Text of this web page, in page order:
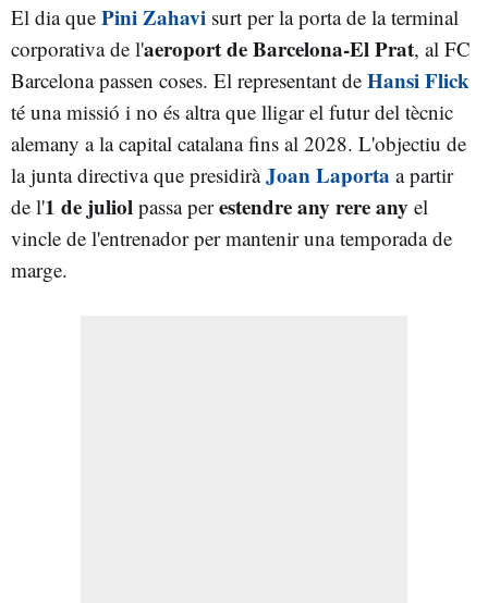
El dia que Pini Zahavi surt per la porta de la terminal
corporativa de l'aeroport de Barcelona-El Prat, al FC
Barcelona passen coses. El representant de Hansi Flick
té una missió i no és altra que lligar el futur del tècnic
alemany a la capital catalana fins al 2028. L'objectiu de
la junta directiva que presidirà Joan Laporta a partir
de l'1 de juliol passa perestendre any rere any el
vincle de l'entrenador per mantenir una temporada de
marge.